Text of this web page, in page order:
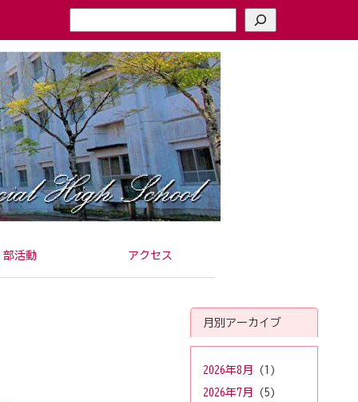
索
部活動 アクセス
月別アーカイブ
2026年8月
(1)
2026年7月
(5)